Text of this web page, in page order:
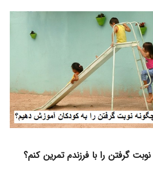
گرفتن را با فرزندم تمرین کنم؟